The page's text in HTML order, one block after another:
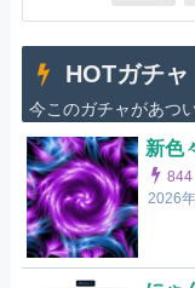
HOTガチャ
今このガチャがあつ
新色
844
2026